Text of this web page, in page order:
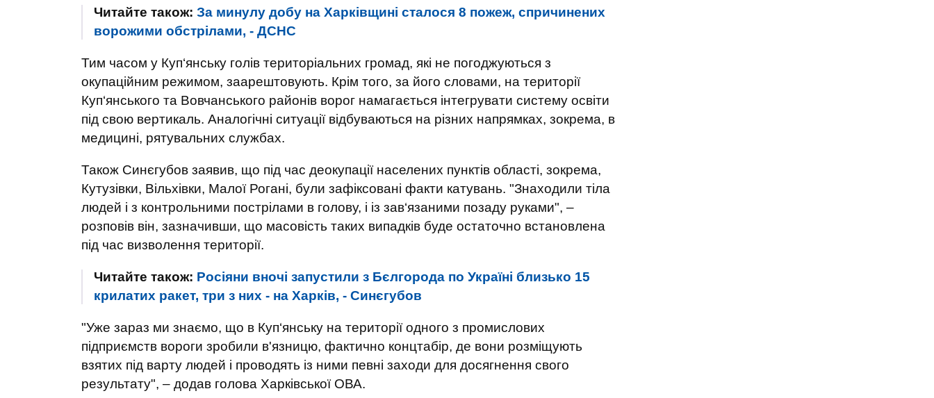
Читайте також: За минулу добу на Харківщині сталося 8 пожеж, спричинених
ворожими обстрілами, - ДСНС
Тим часом у Куп‘янську голів територіальних громад, які не погоджуються з
окупаційним режимом, заарештовують. Крім того, за його словами, на території
Куп‘янського та Вовчанського районів ворог намагається інтегрувати систему освіти
під свою вертикаль. Аналогічні ситуації відбуваються на різних напрямках, зокрема, в
медицині, рятувальних службах.
Також Синєгубов заявив, що під час деокупації населених пунктів області, зокрема,
Кутузівки, Вільхівки, Малої Рогані, були зафіксовані факти катувань. "Знаходили тіла
людей і з контрольними пострілами в голову, і із зав‘язаними позаду руками", –
розповів він, зазначивши, що масовість таких випадків буде остаточно встановлена
під час визволення території.
Читайте також: Росіяни вночі запустили з Бєлгорода по Україні близько 15
крилатих ракет, три з них - на Харків, - Синєгубов
"Уже зараз ми знаємо, що в Куп‘янську на території одного з промислових
підприємств вороги зробили в'язницю, фактично концтабір, де вони розміщують
взятих під варту людей і проводять із ними певні заходи для досягнення свого
результату", – додав голова Харківської ОВА.